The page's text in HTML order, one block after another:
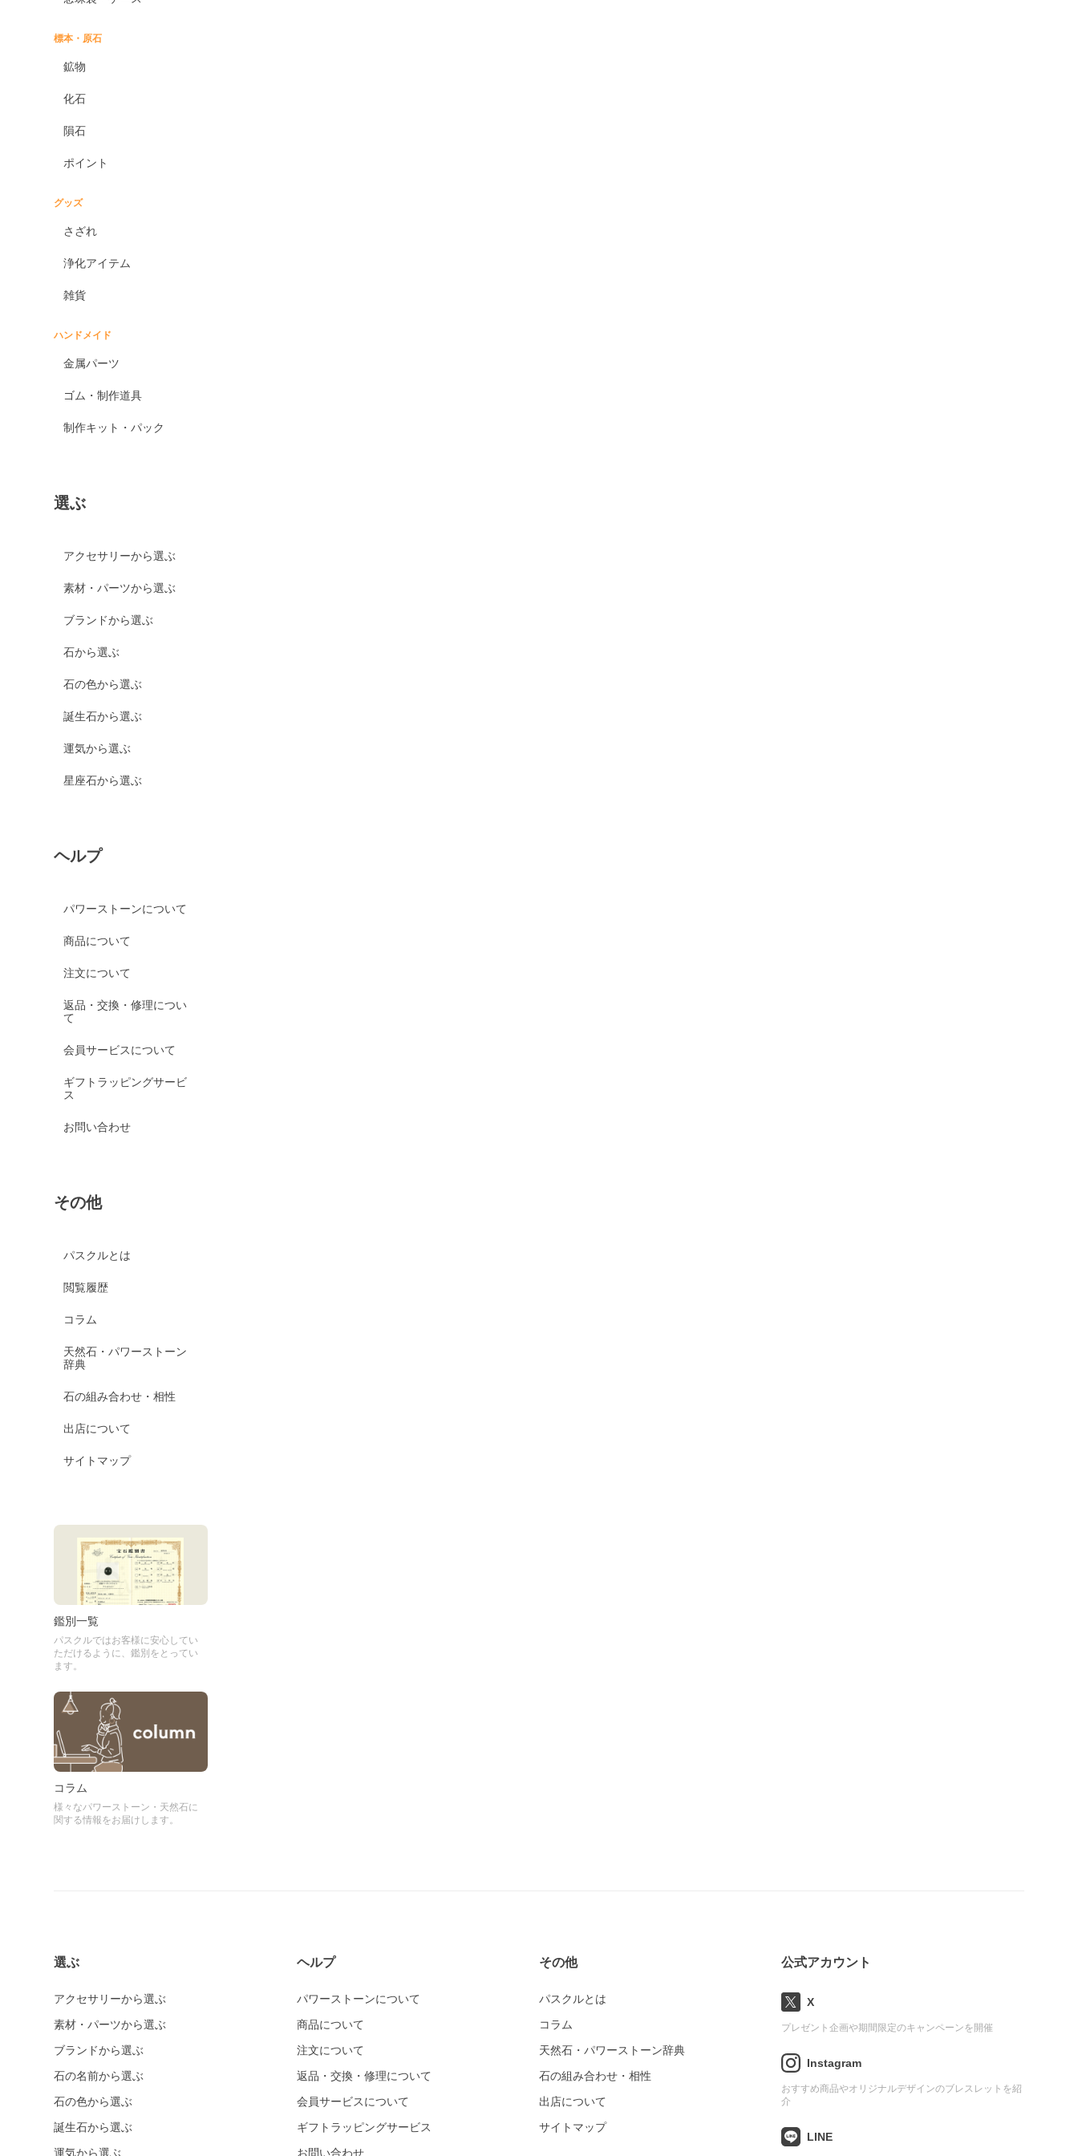
標本・原石
鉱物
化石
隕石
ポイント
グッズ
さざれ
浄化アイテム
雑貨
ハンドメイド
金属パーツ
ゴム・制作道具
制作キット・パック
選ぶ
アクセサリーから選ぶ
素材・パーツから選ぶ
ブランドから選ぶ
石から選ぶ
石の色から選ぶ
誕生石から選ぶ
運気から選ぶ
星座石から選ぶ
ヘルプ
パワーストーンについて
商品について
注文について
返品・交換・修理につい
て
会員サービスについて
ギフトラッピングサービ
ス
お問い合わせ
その他
パスクルとは
閲覧履歴
コラム
天然石・パワーストーン
辞典
石の組み合わせ・相性
出店について
サイトマップ
鑑別一覧
パスクルではお客様に安心してい
ただけるように、鑑別をとってい
ます。
コラム
様々なパワーストーン・天然石に
関する情報をお届けします。
選ぶ
アクセサリーから選ぶ
素材・パーツから選ぶ
ブランドから選ぶ
石の名前から選ぶ
石の色から選ぶ
誕生石から選ぶ
運気から選ぶ
ヘルプ
パワーストーンについて
商品について
注文について
返品・交換・修理について
会員サービスについて
ギフトラッピングサービス
お問い合わせ
その他
パスクルとは
コラム
天然石・パワーストーン辞典
石の組み合わせ・相性
出店について
サイトマップ
公式アカウント
X
プレゼント企画や期間限定のキャンペーンを開催
Instagram
おすすめ商品やオリジナルデザインのブレスレットを紹
介
LINE